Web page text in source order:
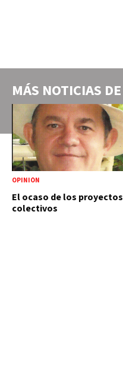
MÁS NOTICIAS DE
OPINIÓN
El ocaso de los proyectos
colectivos